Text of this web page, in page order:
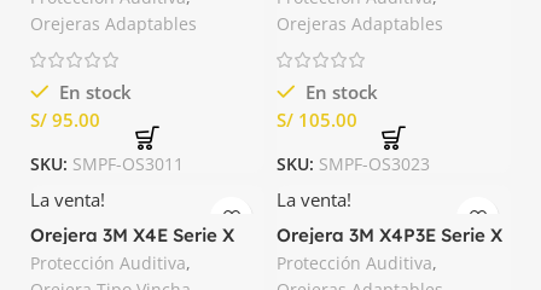
Orejeras Adaptables
En stock
S/
SKU: SMPF-OS3011
Orejeras Adaptables
En stock
S/
SKU: SMPF-OS3023
La venta!
Orejera 3M X4E Serie X
con Banda 27dB
Protección Auditiva,
La venta!
Orejera 3M X4P3E Serie X
Adaptable a Casco 25dB
Protección Auditiva,